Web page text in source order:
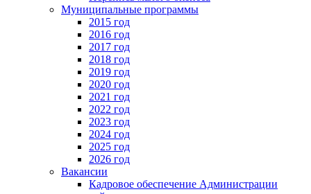
Муниципальные программы
2015 год
2016 год
2017 год
2018 год
2019 год
2020 год
2021 год
2022 год
2023 год
2024 год
2025 год
2026 год
Вакансии
Кадровое обеспечение Администрации